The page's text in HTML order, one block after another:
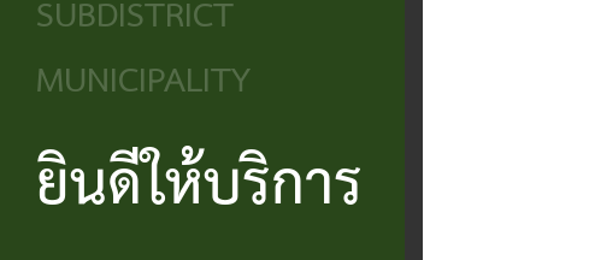
ฐาน
วิสัยทัศน์
และ
ยุทธศาสตร์
ประชาชน
แบบ
ฟอร์ม
บริหาร
โครงสร้าง
ส่วน
ข้อมูล
ข่าวสาร
สถานะ
ร้อน
ร้อง
ร้อง
ทุกข์
SUBDISTRICT
MUNICIPALITY
ยินดีให้บริการ